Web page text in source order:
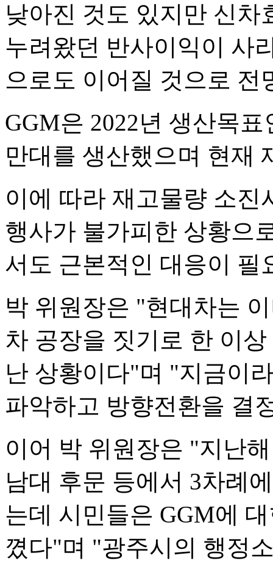
낮아진 것도 있지만 신
누려왔던 반사이익이 사
으로도 이어질 것으로 전
GGM은 2022년 생산목
만대를 생산했으며 현재
이에 따라 재고물량 소
행사가 불가피한 상황으
서도 근본적인 대응이 필
박 위원장은 "현대차는
차 공장을 짓기로 한 이
난 상황이다"며 "지금이
파악하고 방향전환을 결
이어 박 위원장은 "지난
남대 후문 등에서 3차례
는데 시민들은 GGM에
꼈다"며 "광주시의 행정